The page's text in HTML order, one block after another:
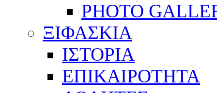
PHOTO
ΞΙΦΑΣΚΙΑ
ΙΣΤΟΡΙΑ
ΕΠΙΚΑΙΡΟΤΗΤΑ